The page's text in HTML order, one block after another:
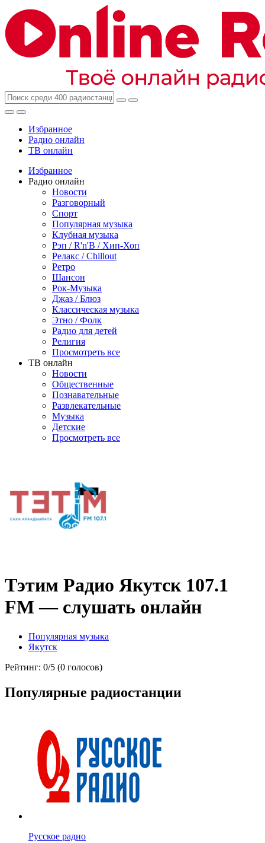
Избранное
Радио онлайн
ТВ онлайн
Избранное
Радио онлайн
Новости
Разговорный
Спорт
Популярная музыка
Клубная музыка
Рэп / R'n'B / Хип-Хоп
Релакс / Chillout
Ретро
Шансон
Рок-Музыка
Джаз / Блюз
Классическая музыка
Этно / Фолк
Радио для детей
Религия
Просмотреть все
ТВ онлайн
Новости
Общественные
Познавательные
Развлекательные
Музыка
Детские
Просмотреть все
Тэтим Радио Якутск 107.1
FM — слушать онлайн
Популярная музыка
Якутск
Рейтинг: 0/5 (0 голосов)
Популярные радиостанции
Русское радио